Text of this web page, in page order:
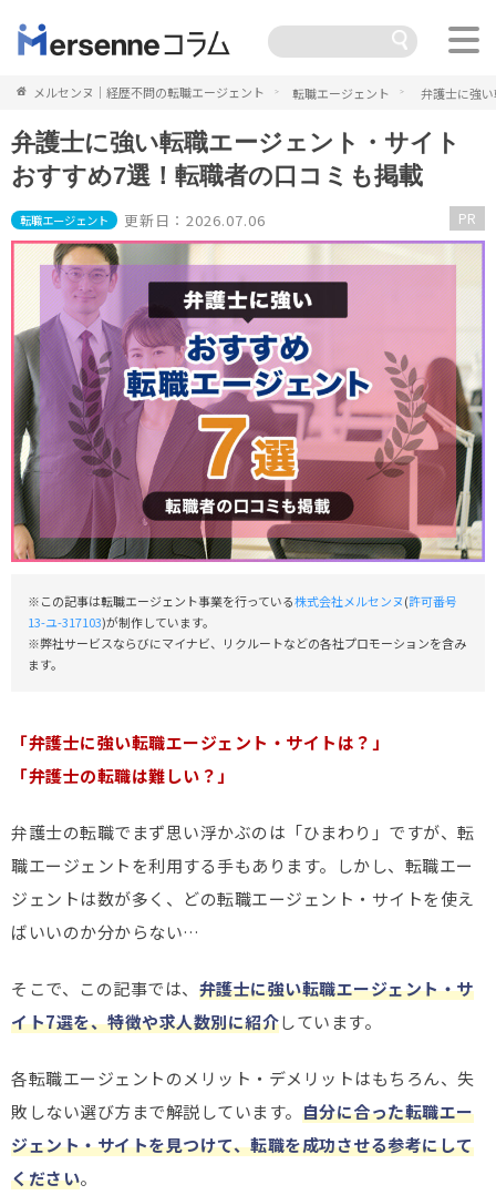
メルセンヌ｜経歴不問の転職エージェント 転職エージェント 弁護士に強
弁護士に強い転職エージェント・サイト
おすすめ7選！転職者の口コミも掲載
転職エージェント 更新日：2026.07.06 PR
※この記事は転職エージェント事業を行っている株式会社メルセンヌ(許可番号
13-ユ-317103)が制作しています。
※弊社サービスならびにマイナビ、リクルートなどの各社プロモーションを含み
ます。
「弁護士に強い転職エージェント・サイトは？」
「弁護士の転職は難しい？」
弁護士の転職でまず思い浮かぶのは「ひまわり」ですが、転
職エージェントを利用する手もあります。しかし、転職エー
ジェントは数が多く、どの転職エージェント・サイトを使え
ばいいのか分からない…
そこで、この記事では、 弁護士に強い転職エージェント・サ
イト7選を、特徴や求人数別に紹介しています。
各転職エージェントのメリット・デメリットはもちろん、失
敗しない選び方まで解説しています。 自分に合った転職エー
ジェント・サイトを見つけて、転職を成功させる参考にして
ください。